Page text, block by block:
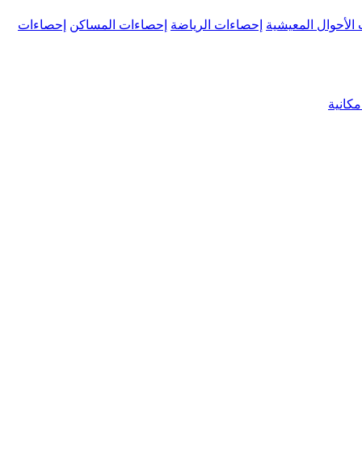
الأحوال المعيشية إحصاءات الرياضة إحصاءات المساكن إحصاءات